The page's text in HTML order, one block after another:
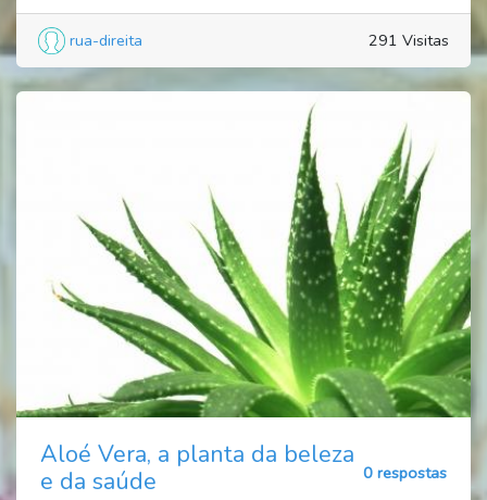
rua-direita 291 Visitas
Aloé Vera, a planta da beleza
e da saúde
0 respostas